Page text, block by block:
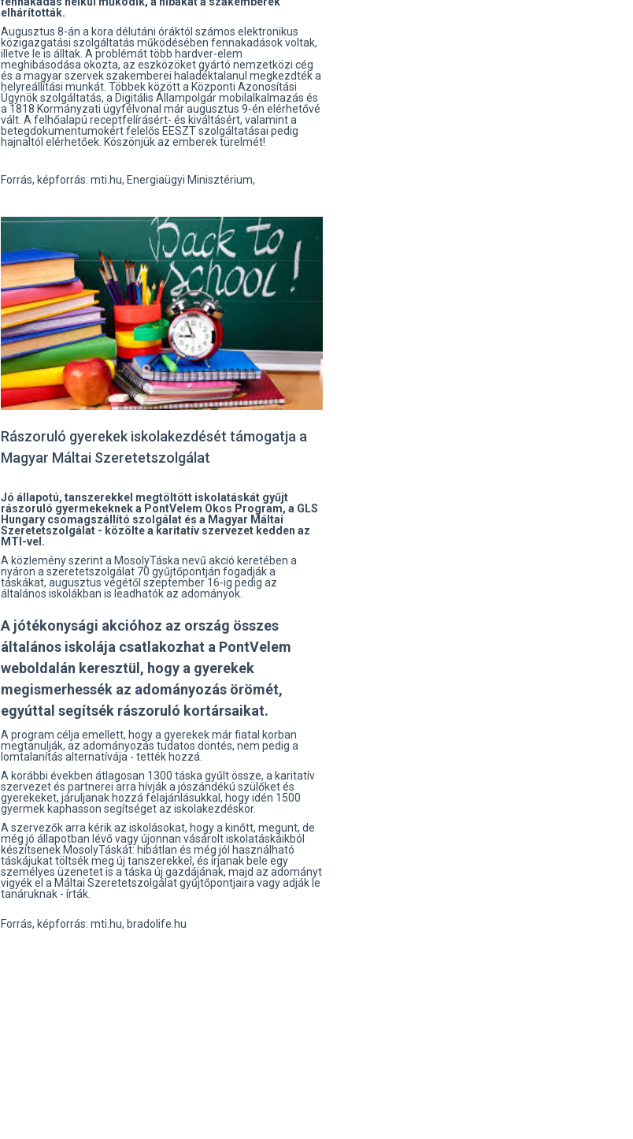
elhárították.
Augusztus 8-án a kora délutáni óráktól számos elektronikus
közigazgatási szolgáltatás működésében fennakadások voltak,
illetve le is álltak. A problémát több hardver-elem
meghibásodása okozta, az eszközöket gyártó nemzetközi cég
és a magyar szervek szakemberei haladéktalanul megkezdték a
helyreállítási munkát. Többek között a Központi Azonosítási
Ügynök szolgáltatás, a Digitális Állampolgár mobilalkalmazás és
a 1818 Kormányzati ügyfélvonal már augusztus 9-én elérhetővé
vált. A felhőalapú receptfelírásért- és kiváltásért, valamint a
betegdokumentumokért felelős EESZT szolgáltatásai pedig
hajnaltól elérhetőek. Köszönjük az emberek türelmét!
Forrás, képforrás: mti.hu, Energiaügyi Minisztérium,
Rászoruló gyerekek iskolakezdését támogatja a
Magyar Máltai Szeretetszolgálat
Jó állapotú, tanszerekkel megtöltött iskolatáskát gyűjt
rászoruló gyermekeknek a PontVelem Okos Program, a GLS
Hungary csomagszállító szolgálat és a Magyar Máltai
Szeretetszolgálat - közölte a karitatív szervezet kedden az
MTI-vel.
A közlemény szerint a MosolyTáska nevű akció keretében a
nyáron a szeretetszolgálat 70 gyűjtőpontján fogadják a
táskákat, augusztus végétől szeptember 16-ig pedig az
általános iskolákban is leadhatók az adományok.
A jótékonysági akcióhoz az ország összes
általános iskolája csatlakozhat a PontVelem
weboldalán keresztül, hogy a gyerekek
megismerhessék az adományozás örömét,
egyúttal segítsék rászoruló kortársaikat.
A program célja emellett, hogy a gyerekek már fiatal korban
megtanulják, az adományozás tudatos döntés, nem pedig a
lomtalanítás alternatívája - tették hozzá.
A korábbi években átlagosan 1300 táska gyűlt össze, a karitatív
szervezet és partnerei arra hívják a jószándékú szülőket és
gyerekeket, járuljanak hozzá felajánlásukkal, hogy idén 1500
gyermek kaphasson segítséget az iskolakezdéskor.
A szervezők arra kérik az iskolásokat, hogy a kinőtt, megunt, de
még jó állapotban lévő vagy újonnan vásárolt iskolatáskáikból
készítsenek MosolyTáskát: hibátlan és még jól használható
táskájukat töltsék meg új tanszerekkel, és írjanak bele egy
személyes üzenetet is a táska új gazdájának, majd az adományt
vigyék el a Máltai Szeretetszolgálat gyűjtőpontjaira vagy adják le
tanáruknak - írták.
Forrás, képforrás: mti.hu, bradolife.hu